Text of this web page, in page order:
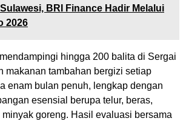
BRI Finance Hadir Melalui
2026
hingga 200 balita di Sergai
makanan tambahan bergizi setiap
enam bulan penuh, lengkap dengan
esensial berupa telur, beras,
goreng. Hasil evaluasi bersama